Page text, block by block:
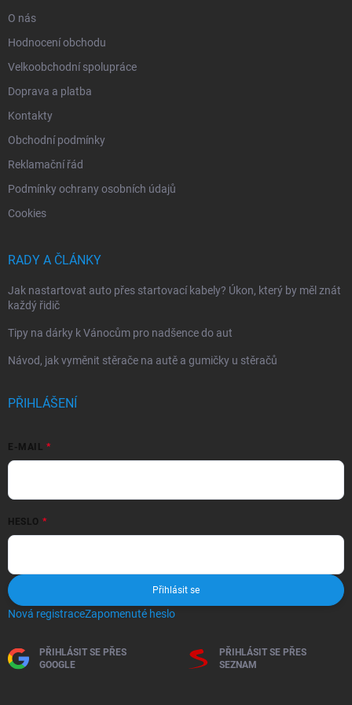
O nás
Hodnocení obchodu
Velkoobchodní spolupráce
Doprava a platba
Kontakty
Obchodní podmínky
Reklamační řád
Podmínky ochrany osobních údajů
Cookies
RADY A ČLÁNKY
Jak nastartovat auto přes startovací kabely? Úkon, který by měl znát
každý řidič
Tipy na dárky k Vánocům pro nadšence do aut
Návod, jak vyměnit stěrače na autě a gumičky u stěračů
PŘIHLÁŠENÍ
E-MAIL
HESLO
Přihlásit se
Nová registraceZapomenuté heslo
PŘIHLÁSIT SE PŘES
GOOGLE
PŘIHLÁSIT SE PŘES
SEZNAM